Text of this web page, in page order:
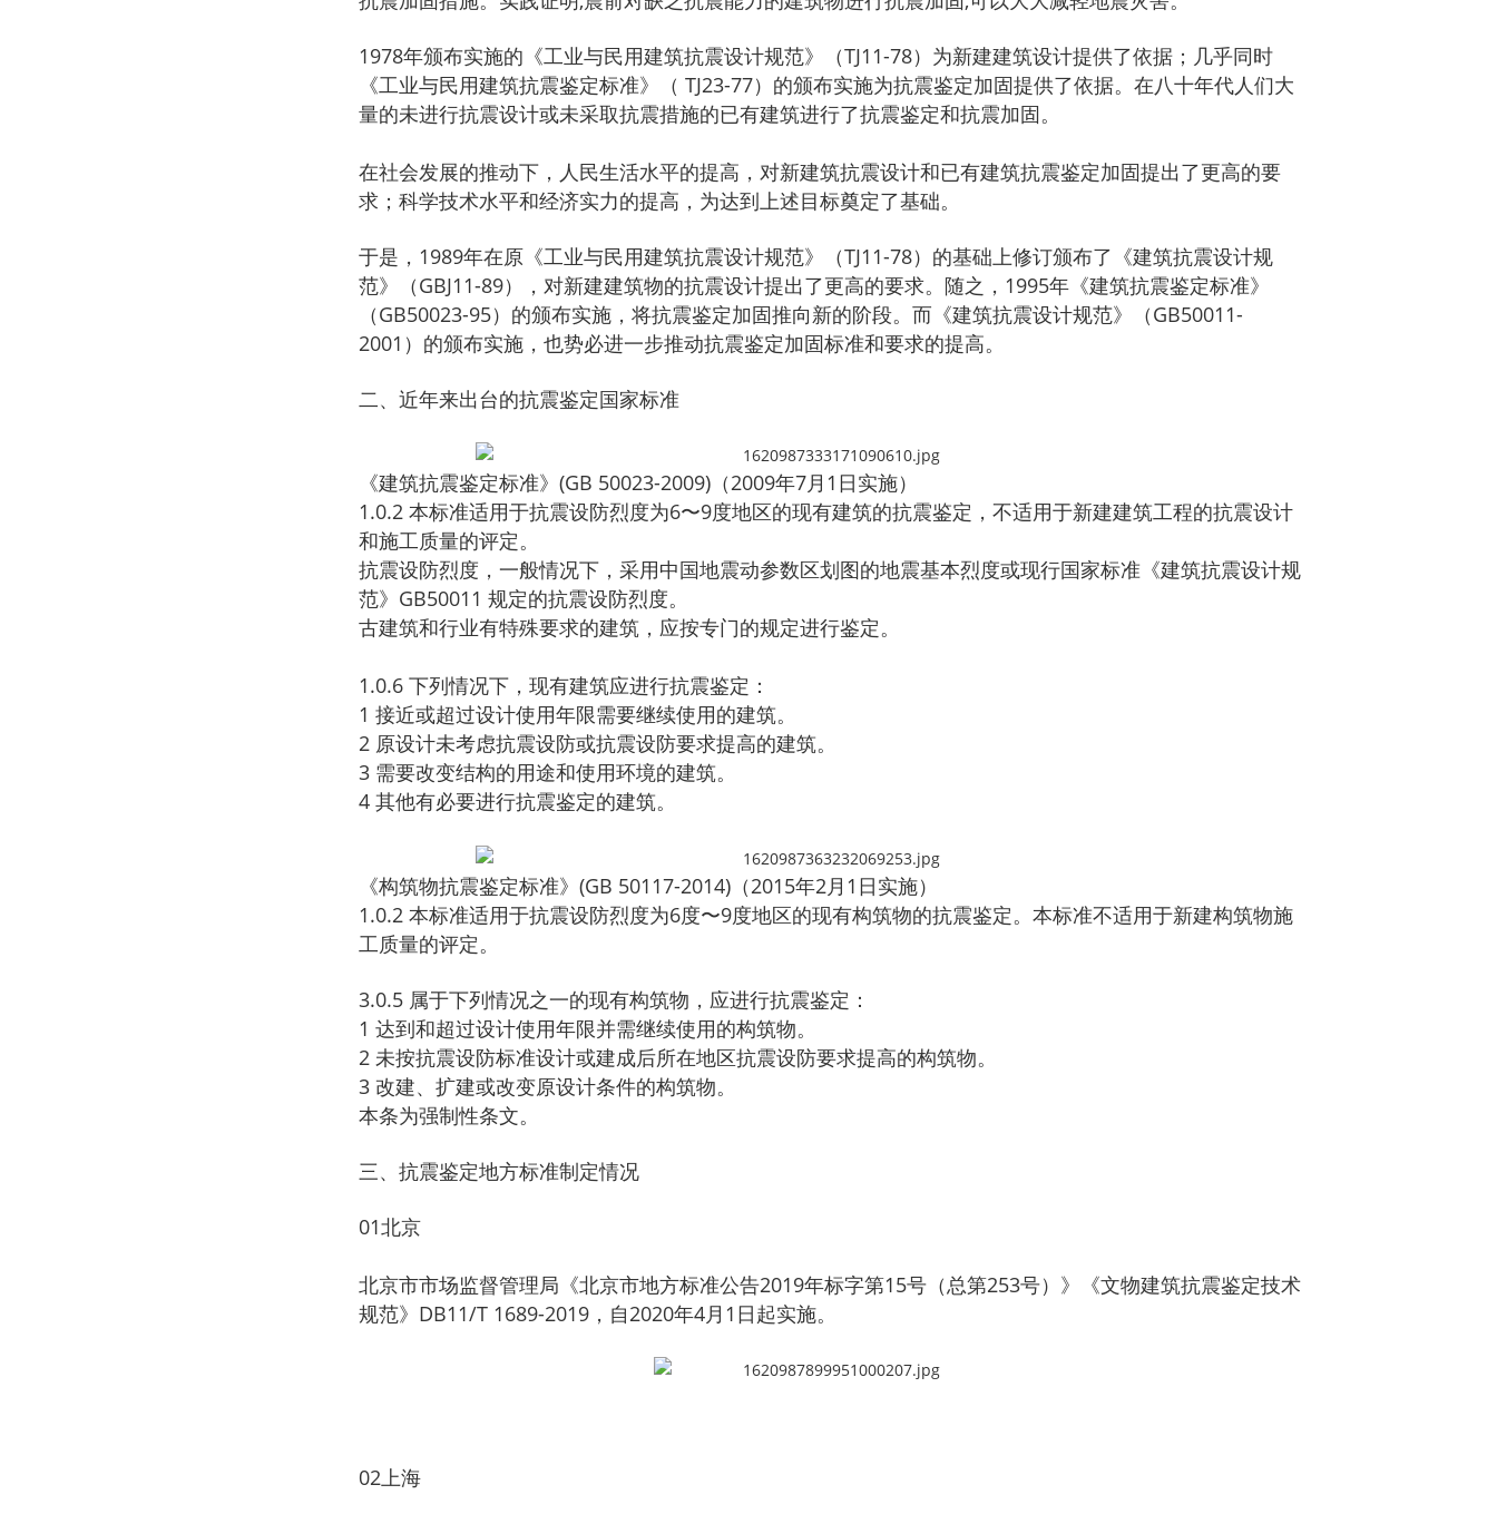
1978年颁布实施的《工业与民用建筑抗震设计规范》（TJ11-78）为新建建筑设计提供了依据；几乎同时
《工业与民用建筑抗震鉴定标准》（ TJ23-77）的颁布实施为抗震鉴定加固提供了依据。在八十年代人们大
量的未进行抗震设计或未采取抗震措施的已有建筑进行了抗震鉴定和抗震加固。
在社会发展的推动下，人民生活水平的提高，对新建筑抗震设计和已有建筑抗震鉴定加固提出了更高的要
求；科学技术水平和经济实力的提高，为达到上述目标奠定了基础。
于是，1989年在原《工业与民用建筑抗震设计规范》（TJ11-78）的基础上修订颁布了《建筑抗震设计规
范》（GBJ11-89），对新建建筑物的抗震设计提出了更高的要求。随之，1995年《建筑抗震鉴定标准》
（GB50023-95）的颁布实施，将抗震鉴定加固推向新的阶段。而《建筑抗震设计规范》（GB50011-
2001）的颁布实施，也势必进一步推动抗震鉴定加固标准和要求的提高。
二、近年来出台的抗震鉴定国家标准
《建筑抗震鉴定标准》(GB 50023-2009)（2009年7月1日实施）
1.0.2 本标准适用于抗震设防烈度为6〜9度地区的现有建筑的抗震鉴定，不适用于新建建筑工程的抗震设计
和施工质量的评定。
抗震设防烈度，一般情况下，采用中国地震动参数区划图的地震基本烈度或现行国家标准《建筑抗震设计规
范》GB50011 规定的抗震设防烈度。
古建筑和行业有特殊要求的建筑，应按专门的规定进行鉴定。
1.0.6 下列情况下，现有建筑应进行抗震鉴定：
1 接近或超过设计使用年限需要继续使用的建筑。
2 原设计未考虑抗震设防或抗震设防要求提高的建筑。
3 需要改变结构的用途和使用环境的建筑。
4 其他有必要进行抗震鉴定的建筑。
《构筑物抗震鉴定标准》(GB 50117-2014)（2015年2月1日实施）
1.0.2 本标准适用于抗震设防烈度为6度〜9度地区的现有构筑物的抗震鉴定。本标准不适用于新建构筑物施
工质量的评定。
3.0.5 属于下列情况之一的现有构筑物，应进行抗震鉴定：
1 达到和超过设计使用年限并需继续使用的构筑物。
2 未按抗震设防标准设计或建成后所在地区抗震设防要求提高的构筑物。
3 改建、扩建或改变原设计条件的构筑物。
本条为强制性条文。
三、抗震鉴定地方标准制定情况
01北京
北京市市场监督管理局《北京市地方标准公告2019年标字第15号（总第253号）》《文物建筑抗震鉴定技术
规范》DB11/T 1689-2019，自2020年4月1日起实施。
02上海